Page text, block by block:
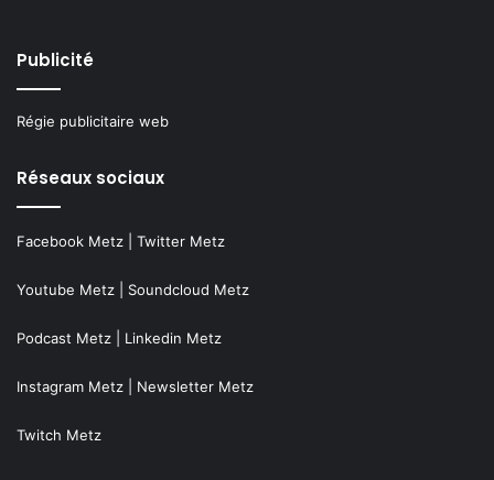
Publicité
Régie publicitaire web
Réseaux sociaux
Facebook Metz Twitter Metz
Youtube Metz Soundcloud Metz
Podcast Metz Linkedin Metz
Instagram Metz Newsletter Metz
Twitch Metz